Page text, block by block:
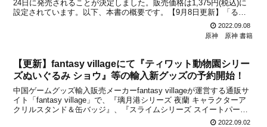
24日に発売されることが決定しました。販売価格は1,375円(税込)に
設定されています。以下、本書の概要です。【9月8日更新】「るる
ぶ公式Twitterアカウント」によると、一部ECサイトで公開された
2022.09.08
原神
原神 書籍
【更新】fantasy villageにて『ティワット動物園シリー
ズぬいぐるみ ショウ』等の輸入新グッズの予約開始！
中国ゲームグッズ輸入販売メーカーfantasy villageが運営する通販サ
イト「fantasy village」で、『璃月港シリーズ 夜蘭 キャラクターア
クリルスタンド＆缶バッジ』、『スライムシリーズ スイートパーテ
ィぬいぐるみ (全8種)』、『ティワット動物園シリーズぬいぐるみ
2022.09.02